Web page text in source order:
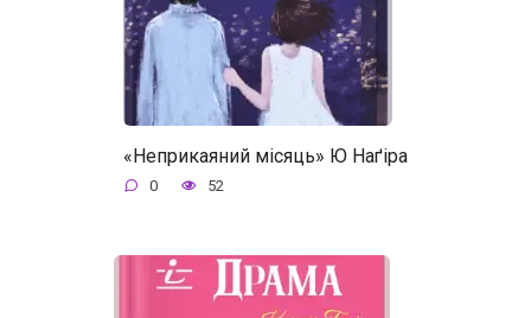
«Неприкаяний місяць» Ю Наґіра
0 52